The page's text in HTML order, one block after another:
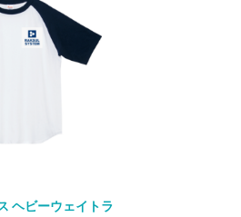
ヘビーウェイトラ